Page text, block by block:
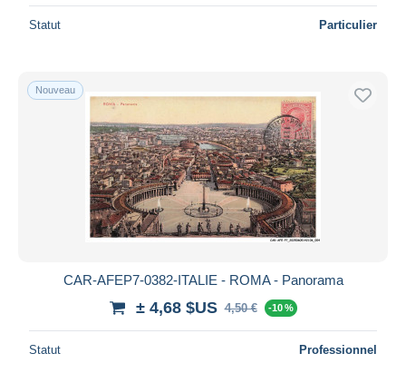
Statut Particulier
Nouveau
CAR-AFEP7-0382-ITALIE - ROMA - Panorama
± 4,68 $US 4,50 € -10 %
Statut Professionnel